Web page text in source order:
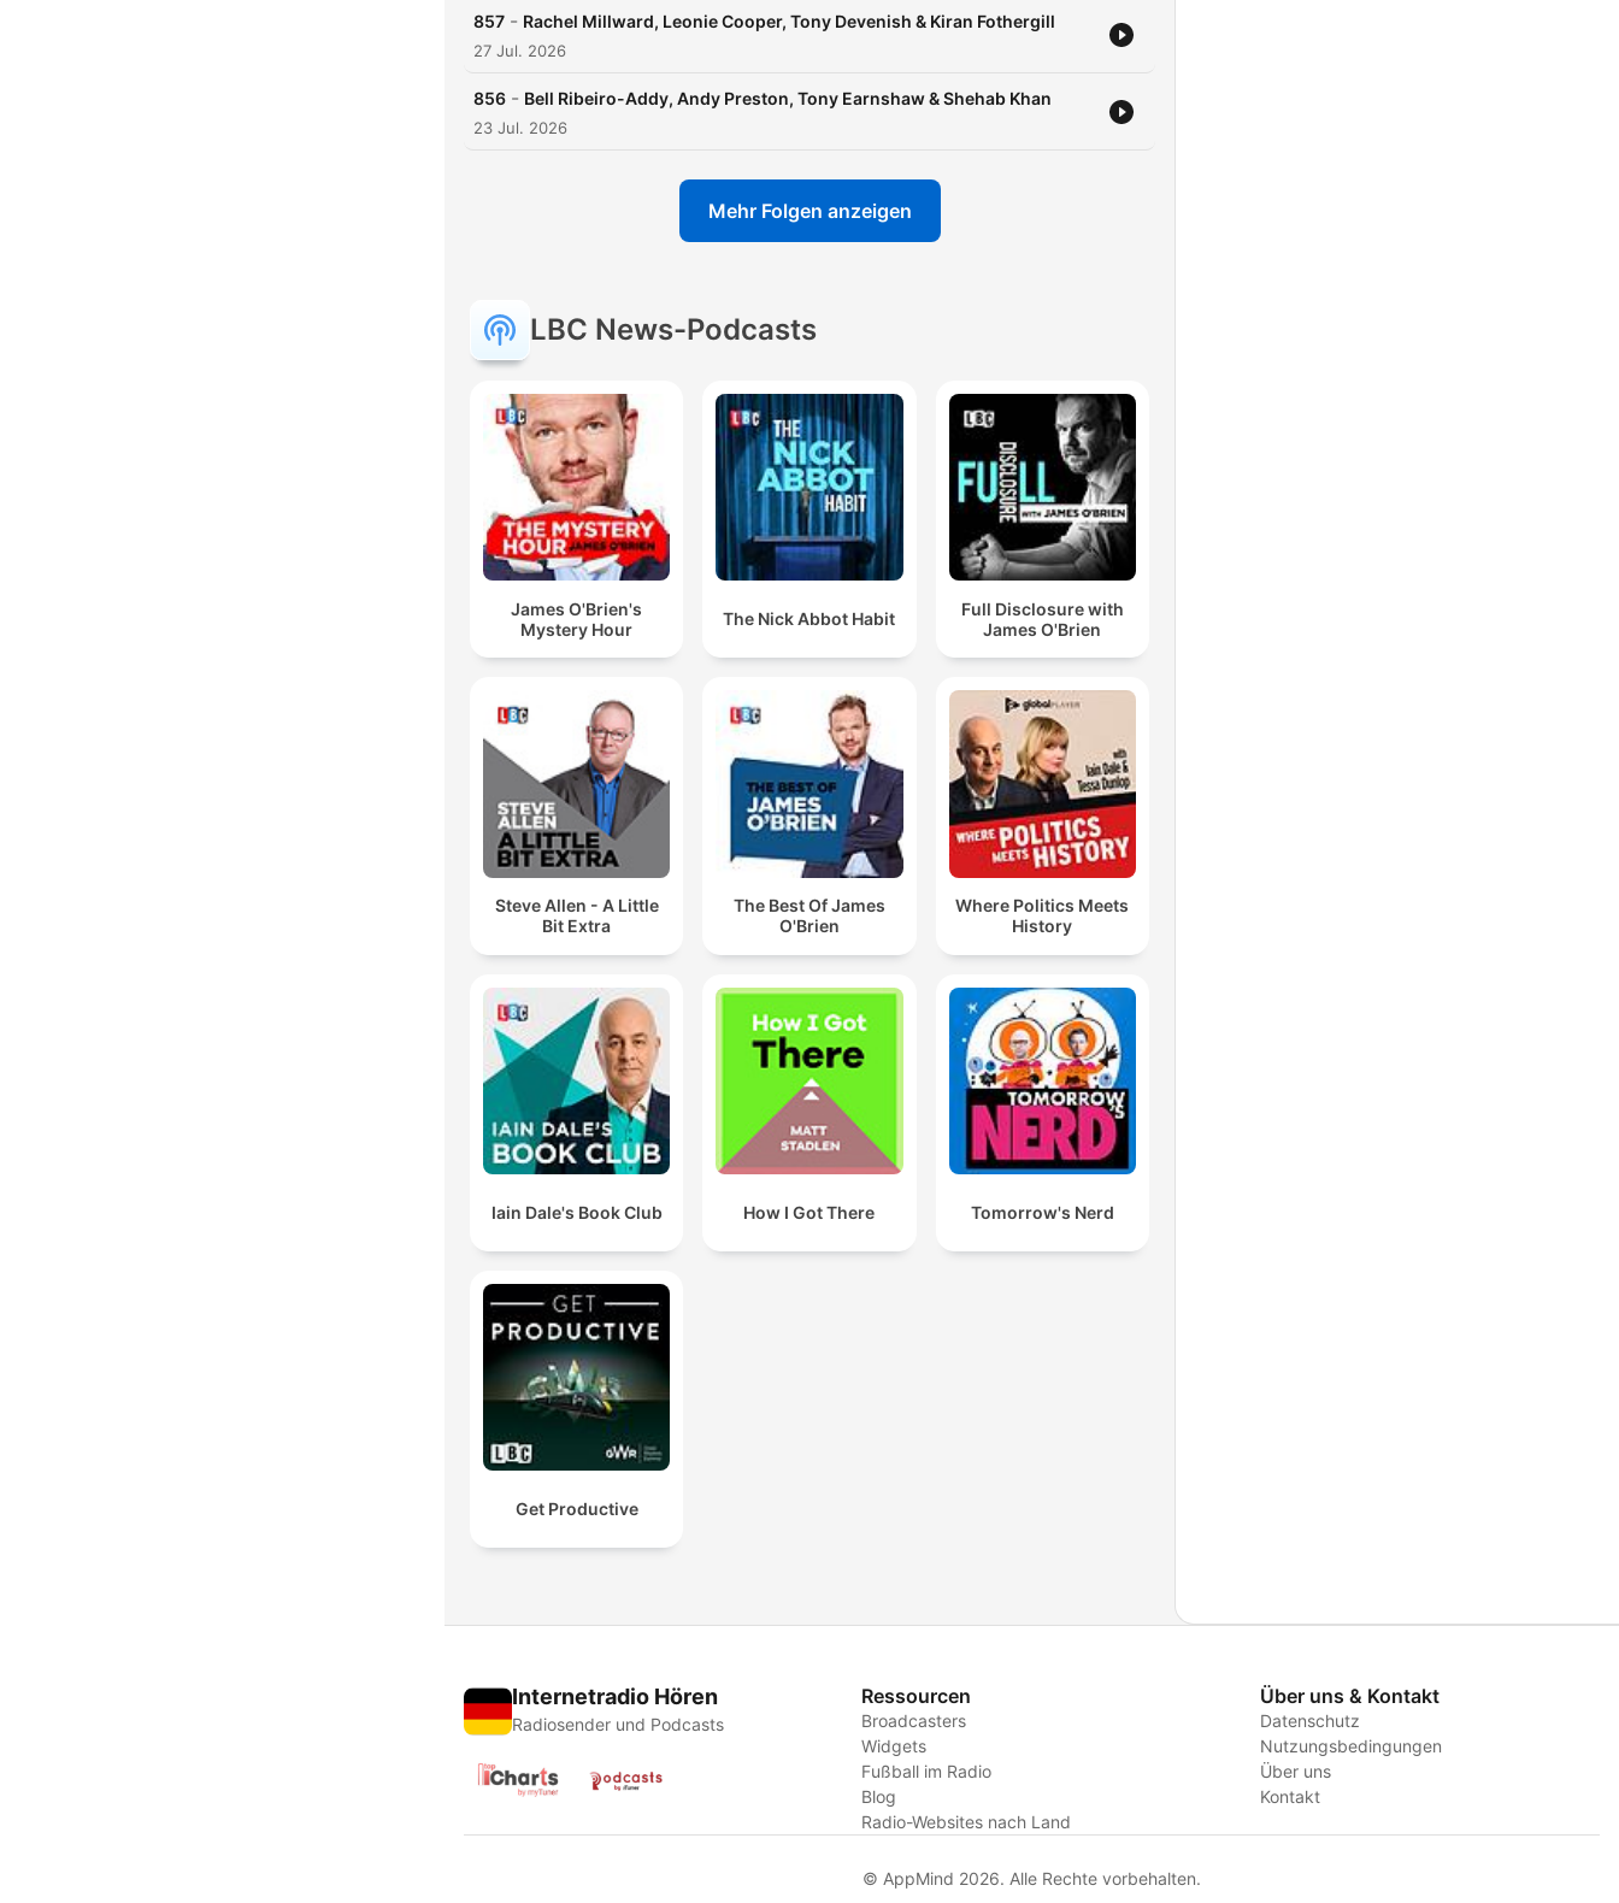
857 - Rachel Millward, Leonie Cooper, Tony Devenish & Kiran Fothergill
27 Jul. 2026
856 - Bell Ribeiro-Addy, Andy Preston, Tony Earnshaw & Shehab Khan
23 Jul. 2026
Mehr Folgen anzeigen
LBC News-Podcasts
James O'Brien's
Mystery Hour
The Nick Abbot Habit
Full Disclosure with
James O'Brien
Steve Allen - A Little
Bit Extra
The Best Of James
O'Brien
Where Politics Meets
History
Iain Dale's Book Club How I Got There Tomorrow's Nerd
Get Productive
Internetradio Hören
Radiosender und Podcasts
Ressourcen
Broadcasters
Widgets
Fußball im Radio
Blog
Radio-Websites nach Land
Über uns & Kontakt
Datenschutz
Nutzungsbedingungen
Über uns
Kontakt
© AppMind 2026. Alle Rechte vorbehalten.